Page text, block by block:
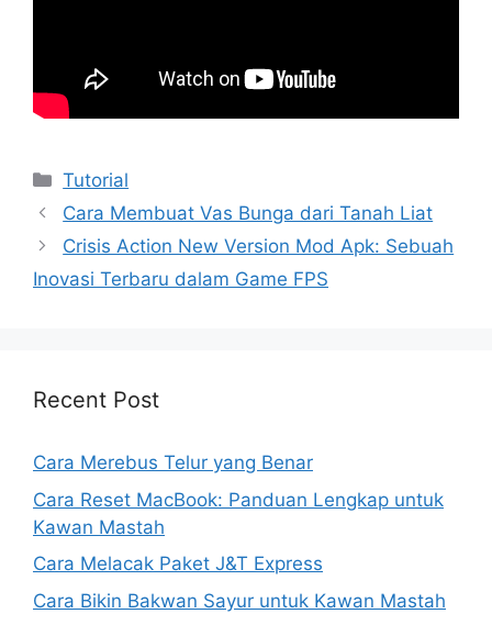
Kategori
Tutorial
Cara Membuat Vas Bunga dari Tanah Liat
Crisis Action New Version Mod Apk: Sebuah
Inovasi Terbaru dalam Game FPS
Recent Post
Cara Merebus Telur yang Benar
Cara Reset MacBook: Panduan Lengkap untuk
Kawan Mastah
Cara Melacak Paket J&T Express
Cara Bikin Bakwan Sayur untuk Kawan Mastah